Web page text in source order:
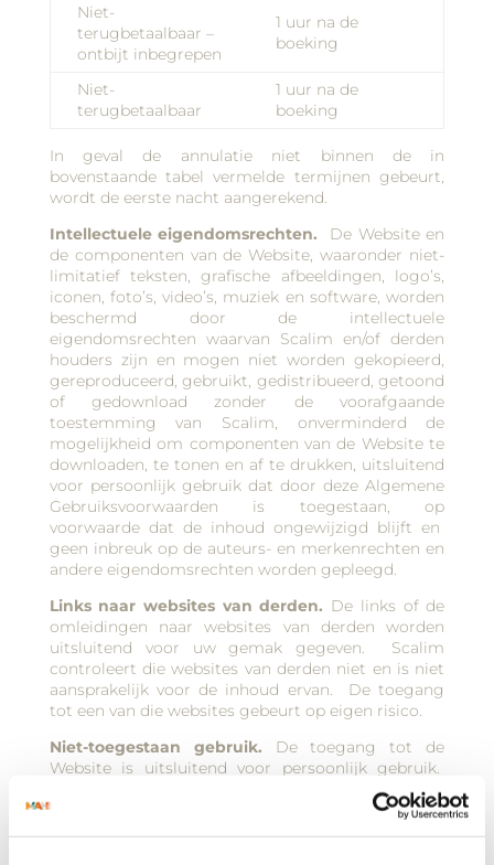
Niet-
terugbetaalbaar –
ontbijt inbegrepen
1 uur na de
boeking
Niet-
terugbetaalbaar
1 uur na de
boeking
In geval de annulatie niet binnen de in
bovenstaande tabel vermelde termijnen gebeurt,
wordt de eerste nacht aangerekend.
Intellectuele eigendomsrechten. De Website en
de componenten van de Website, waaronder niet-
limitatief teksten, grafische afbeeldingen, logo’s,
iconen, foto’s, video’s, muziek en software, worden
beschermd door de intellectuele
eigendomsrechten waarvan Scalim en/of derden
houders zijn en mogen niet worden gekopieerd,
gereproduceerd, gebruikt, gedistribueerd, getoond
of gedownload zonder de voorafgaande
toestemming van Scalim, onverminderd de
mogelijkheid om componenten van de Website te
downloaden, te tonen en af te drukken, uitsluitend
voor persoonlijk gebruik dat door deze Algemene
Gebruiksvoorwaarden is toegestaan, op
voorwaarde dat de inhoud ongewijzigd blijft en
geen inbreuk op de auteurs- en merkenrechten en
andere eigendomsrechten worden gepleegd.
Links naar websites van derden. De links of de
omleidingen naar websites van derden worden
uitsluitend voor uw gemak gegeven. Scalim
controleert die websites van derden niet en is niet
aansprakelijk voor de inhoud ervan. De toegang
tot een van die websites gebeurt op eigen risico.
Niet-toegestaan gebruik. De toegang tot de
Website is uitsluitend voor persoonlijk gebruik.
Tijdens het gebruik van de Website onthoudt de
gebruiker zich van toegang tot, opslaan, distributie